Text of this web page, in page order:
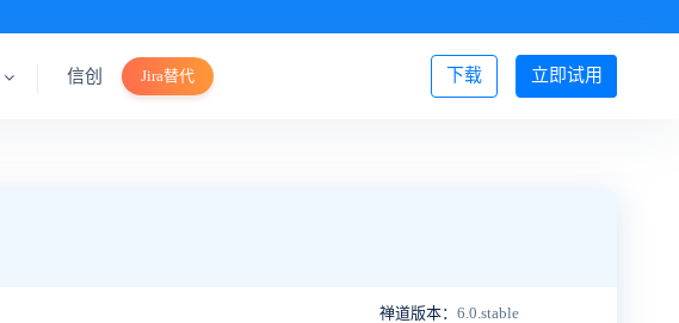
立即试用
下载
信创 Jira替代 登录/注册
禅道版本： 6.0.stable